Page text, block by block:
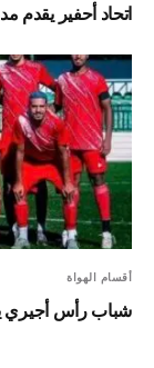
اتحاد أحفير يقدم
أقسام الهواة
شباب رأس أجيري